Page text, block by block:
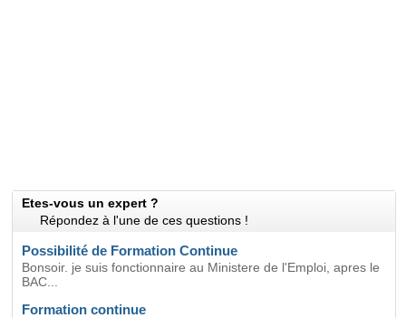
Etes-vous un expert ?
Répondez à l'une de ces questions !
Possibilité de Formation Continue
Bonsoir. je suis fonctionnaire au Ministere de l'Emploi, apres le
BAC...
Formation continue